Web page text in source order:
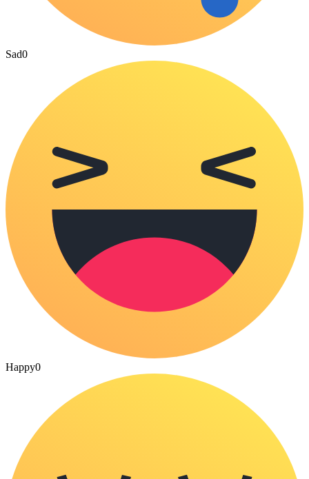
Sad0
Happy0